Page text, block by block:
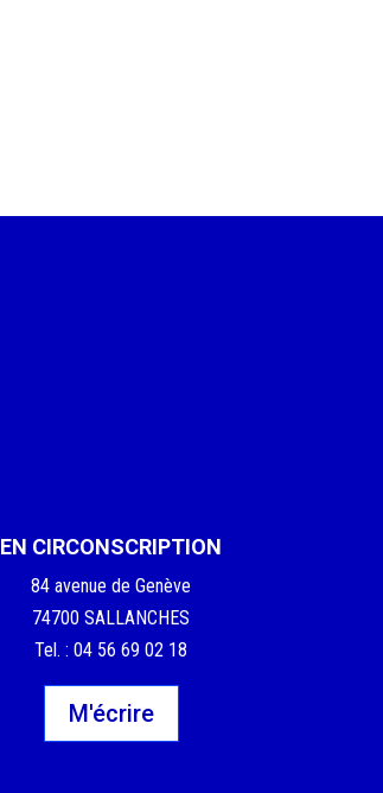
EN CIRCONSCRIPTION
84 avenue de Genève
74700 SALLANCHES
Tel. : 04 56 69 02 18
M'écrire